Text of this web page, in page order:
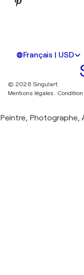
Français | USD
© 2026 Singulart
Mentions légales.
Peintre, Photographe,